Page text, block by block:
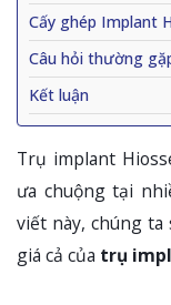
Cấy ghép Implant
Câu hỏi thường
Kết luận
Trụ implant
ưa chuộng tại
viết này, chúng
giá cả của trụ